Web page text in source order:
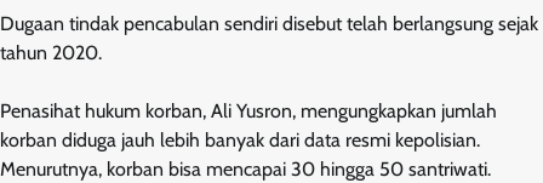
Dugaan tindak pencabulan sendiri disebut telah berlangsung sejak
tahun 2020.
Penasihat hukum korban, Ali Yusron, mengungkapkan jumlah
korban diduga jauh lebih banyak dari data resmi kepolisian.
Menurutnya, korban bisa mencapai 30 hingga 50 santriwati.